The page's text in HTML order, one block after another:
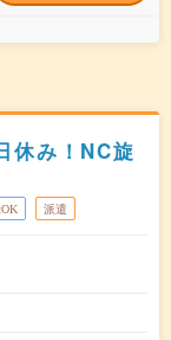
休み！NC旋
派遣